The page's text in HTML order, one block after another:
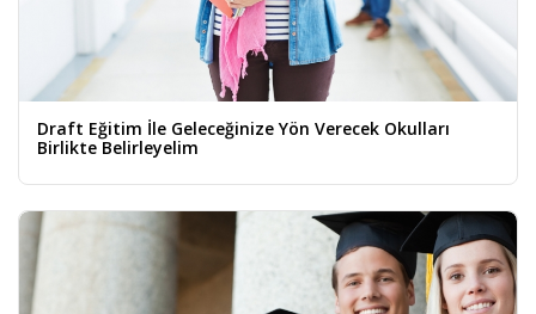
Draft Eğitim İle Geleceğinize Yön Verecek Okulları
Birlikte Belirleyelim